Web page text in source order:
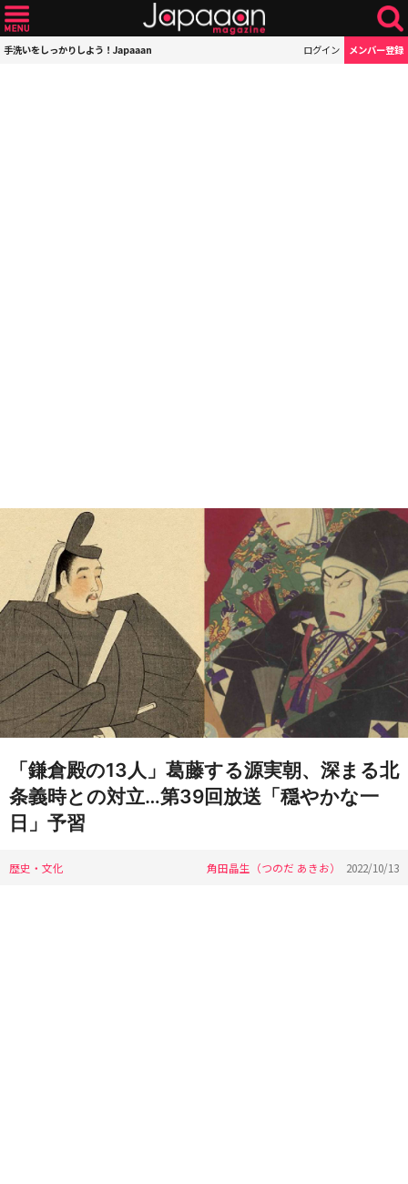
手洗いをしっかりしよう！Japaaan ログイン メンバー登録
「鎌倉殿の13人」葛藤する源実朝、深まる北
条義時との対立…第39回放送「穏やかな一
日」予習
歴史・文化 角田晶生（つのだ あきお） 2022/10/13